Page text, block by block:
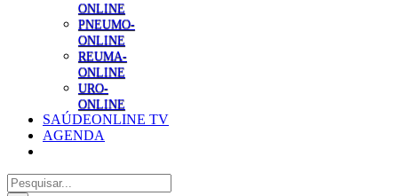
ONLINE
PNEUMO-
ONLINE
REUMA-
ONLINE
URO-
ONLINE
SAÚDEONLINE TV
AGENDA
Pesquisar